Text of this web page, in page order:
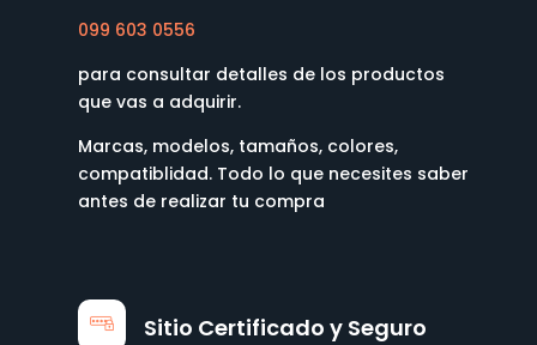
099 603 0556
para consultar detalles de los productos
que vas a adquirir.
Marcas, modelos, tamaños, colores,
compatiblidad. Todo lo que necesites saber
antes de realizar tu compra
Sitio Certificado y Seguro